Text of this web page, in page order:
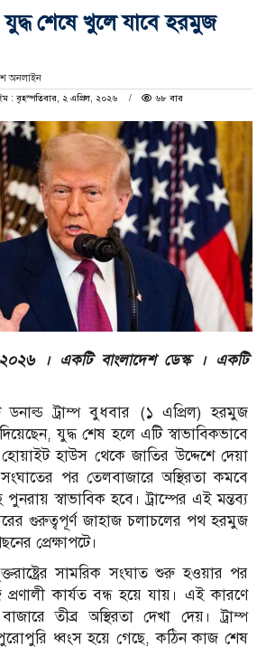
যুদ্ধ শেষে খুলে যাবে হরমুজ
অনলাইন
: বৃহস্পতিবার, ২ এপ্রিল, ২০২৬
৬৮ বার
। একটি বাংলাদেশ ডেস্ক । একটি
ডনাল্ড ট্রাম্প বুধবার (১ এপ্রিল) হরমুজ
যুদ্ধ শেষ হলে এটি স্বাভাবিকভাবে
হাউস থেকে জাতির উদ্দেশে দেয়া
পর তেলবাজারে অস্থিরতা কমবে
স্বাভাবিক হবে। ট্রাম্পের এই মন্তব্য
গুরুত্বপূর্ণ জাহাজ চলাচলের পথ হরমুজ
প্রেক্ষাপটে।
সামরিক সংঘাত শুরু হওয়ার পর
কার্যত বন্ধ হয়ে যায়। এই কারণে
তীব্র অস্থিরতা দেখা দেয়। ট্রাম্প
ধ্বংস হয়ে গেছে, কঠিন কাজ শেষ